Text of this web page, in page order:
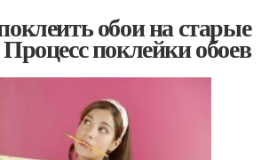
обои на старые
поклейки обоев